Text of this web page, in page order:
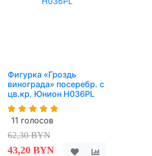
Фигурка «Гроздь
винограда» посеребр. с
цв.кр. Юнион H036PL
11 голосов
62,30 BYN
43,20 BYN